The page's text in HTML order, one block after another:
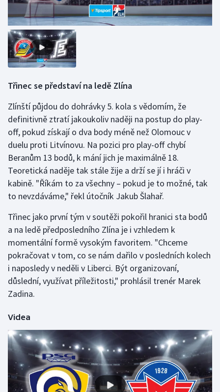
Třinec se představí na ledě Zlína
Zlínští půjdou do dohrávky 5. kola s vědomím, že
definitivně ztratí jakoukoliv naději na postup do play-
off, pokud získají o dva body méně než Olomouc v
duelu proti Litvínovu. Na pozici pro play-off chybí
Beranům 13 bodů, k mání jich je maximálně 18.
Teoretická naděje tak stále žije a drží se jí i hráči v
kabině. "Říkám to za všechny –⁠ pokud je to možné, tak
to nevzdáváme," řekl útočník Jakub Šlahař.
Třinec jako první tým v soutěži pokořil hranici sta bodů
a na ledě předposledního Zlína je i vzhledem k
momentální formě vysokým favoritem. "Chceme
pokračovat v tom, co se nám dařilo v posledních kolech
i naposledy v neděli v Liberci. Být organizovaní,
důslední, využívat příležitosti," prohlásil trenér Marek
Zadina.
Videa